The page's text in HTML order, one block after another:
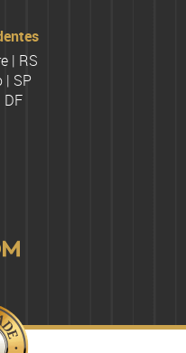
| RS
| SP
DF